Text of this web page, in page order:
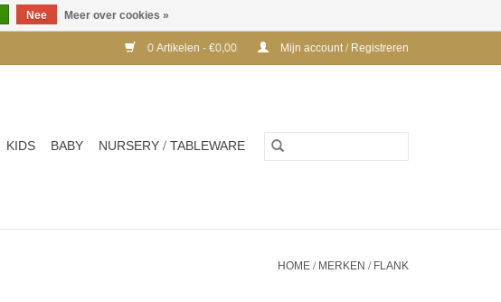
0 Artikelen - €0,00 Mijn account / Registreren
KIDS BABY NURSERY / TABLEWARE
HOME/MERKEN/FLANK
Nee Meer over cookies »